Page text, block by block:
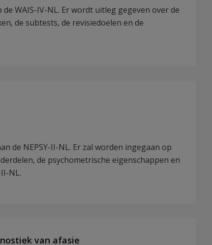
WAIS-IV-NL. Er wordt uitleg gegeven over de
de subtests, de revisiedoelen en de
de NEPSY-II-NL. Er zal worden ingegaan op
de psychometrische eigenschappen en
NL.
van afasie